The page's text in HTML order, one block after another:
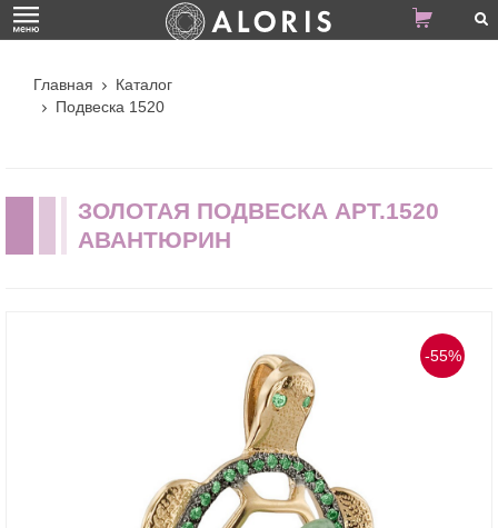
Главная
Каталог
Подвеска 1520
ЗОЛОТАЯ ПОДВЕСКА АРТ.1520
АВАНТЮРИН
-55%